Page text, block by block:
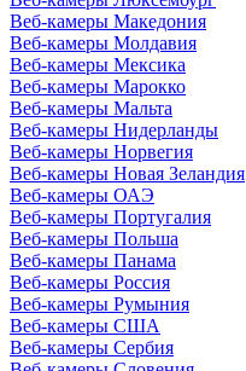
Веб-камеры Македония
Веб-камеры Молдавия
Веб-камеры Мексика
Веб-камеры Марокко
Веб-камеры Мальта
Веб-камеры Нидерланды
Веб-камеры Норвегия
Веб-камеры Новая Зеландия
Веб-камеры ОАЭ
Веб-камеры Португалия
Веб-камеры Польша
Веб-камеры Панама
Веб-камеры Россия
Веб-камеры Румыния
Веб-камеры США
Веб-камеры Сербия